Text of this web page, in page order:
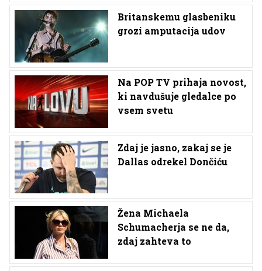
Britanskemu glasbeniku
grozi amputacija udov
Na POP TV prihaja novost,
ki navdušuje gledalce po
vsem svetu
Zdaj je jasno, zakaj se je
Dallas odrekel Dončiću
Žena Michaela
Schumacherja se ne da,
zdaj zahteva to